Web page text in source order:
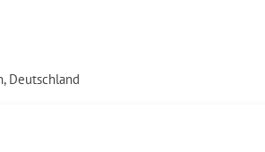
Deutschland